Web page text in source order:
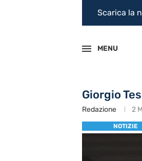
Scarica la
MENU
Giorgio
Redazione 2
NOTIZIE